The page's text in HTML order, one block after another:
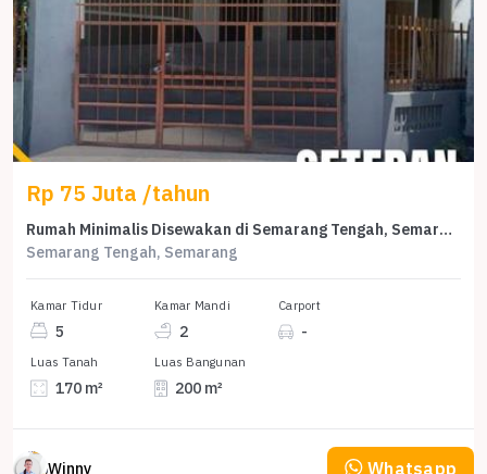
Rp 75 Juta /tahun
Rumah Minimalis Disewakan di Semarang Tengah, Semarang, Harga Ekonomis
Semarang Tengah, Semarang
Kamar Tidur
5
Kamar Mandi
2
Carport
-
Luas Tanah
170 m²
Luas Bangunan
200 m²
Winny Whatsapp